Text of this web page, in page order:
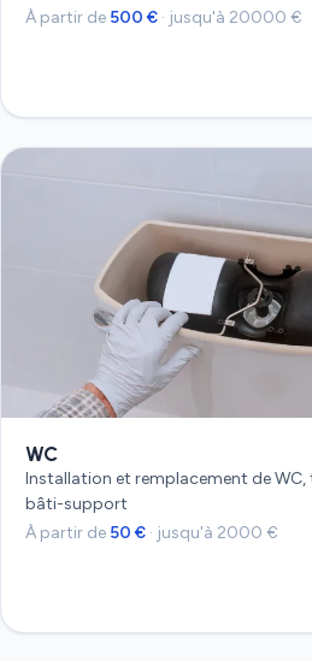
À partir de 500 € · jusqu'à 20000 €
WC
Installation et remplacement de
bâti-support
À partir de 50 € · jusqu'à 2000 €